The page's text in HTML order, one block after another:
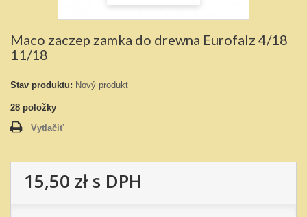
Maco zaczep zamka do drewna Eurofalz 4/18
11/18
Stav produktu: Nový produkt
28 položky
Vytlačiť
15,50 złs DPH